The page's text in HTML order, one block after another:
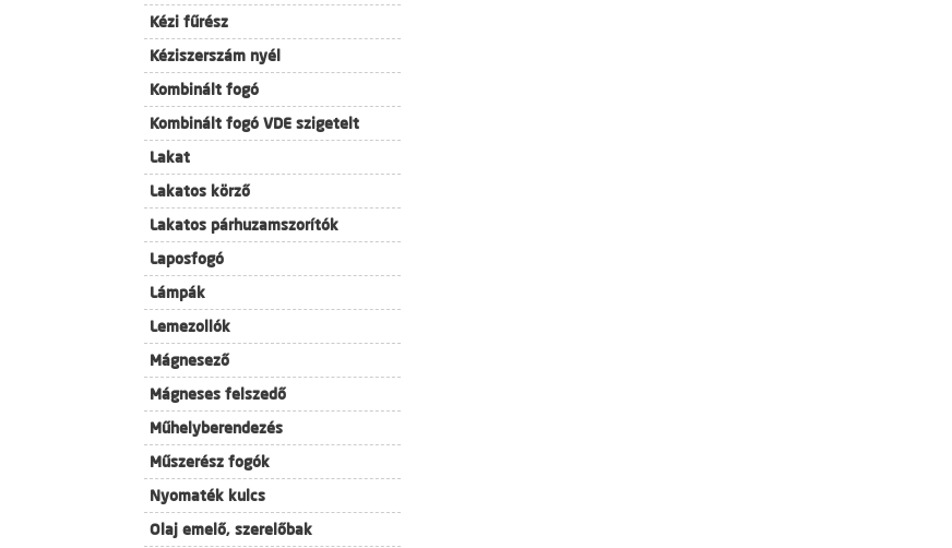
Kézi fűrész
Kéziszerszám nyél
Kombinált fogó
Kombinált fogó VDE szigetelt
Lakat
Lakatos körző
Lakatos párhuzamszorítók
Laposfogó
Lámpák
Lemezollók
Mágnesező
Mágneses felszedő
Műhelyberendezés
Műszerész fogók
Nyomaték kulcs
Olaj emelő, szerelőbak